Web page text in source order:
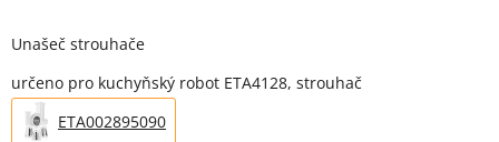
Unašeč strouhače
určeno pro kuchyňský robot ETA4128, strouhač
ETA002895090